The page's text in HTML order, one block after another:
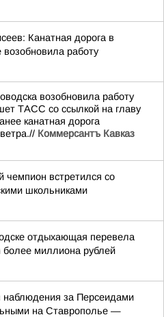
Канатная дорога в
возобновила работу
возобновила работу
ТАСС со ссылкой на главу
канатная дорога
Коммерсантъ Кавказ
чемпион встретился со
школьниками
отдыхающая перевела
миллиона рублей
наблюдения за Персеидами
на Ставрополье —